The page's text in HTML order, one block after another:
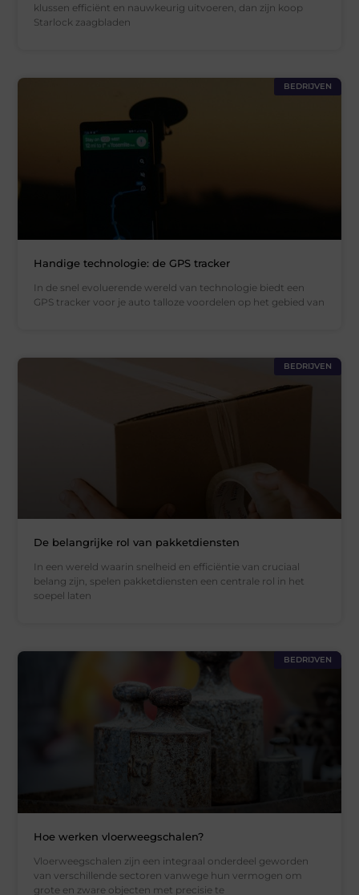
klussen efficiënt en nauwkeurig uitvoeren, dan zijn koop
Starlock zaagbladen
BEDRIJVEN
Handige technologie: de GPS tracker
In de snel evoluerende wereld van technologie biedt een
GPS tracker voor je auto talloze voordelen op het gebied van
BEDRIJVEN
De belangrijke rol van pakketdiensten
In een wereld waarin snelheid en efficiëntie van cruciaal
belang zijn, spelen pakketdiensten een centrale rol in het
soepel laten
BEDRIJVEN
Hoe werken vloerweegschalen?
Vloerweegschalen zijn een integraal onderdeel geworden
van verschillende sectoren vanwege hun vermogen om
grote en zware objecten met precisie te